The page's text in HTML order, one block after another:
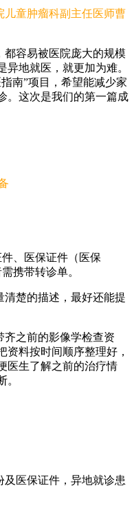
儿童肿瘤科副主任医师曹
容易被医院庞大的规模
地就医，就更加为难。
南”项目，希望能减少家
。这次是我们的第一篇成
、医保证件（医保
携带转诊单。
楚的描述，最好还能提
之前的影像学检查资
资料按时间顺序整理好，
医生了解之前的治疗情
。
医保证件，异地就诊患